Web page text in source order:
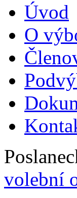
Úvod
O
volební